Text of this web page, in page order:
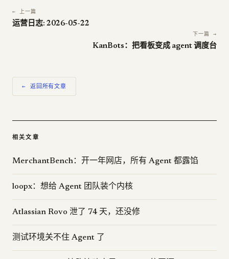
← 上一篇
运营日志: 2026-05-22
下一篇 →
KanBots：把看板变成 agent 调度台
← 返回所有文章
相关文章
MerchantBench：开一年网店，所有 Agent 都露馅
loopx：想给 Agent 团队装个内核
Atlassian Rovo 泄了 74 天，还没修
测试环境关不住 Agent 了